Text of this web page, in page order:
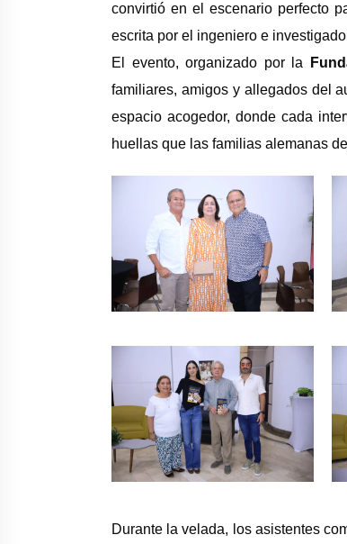
convirtió en el escenario perfecto
escrita por el ingeniero e
El evento, organizado por la
familiares, amigos y allegados del
espacio acogedor, donde cada
huellas que las familias alemanas
Durante la velada, los asistentes